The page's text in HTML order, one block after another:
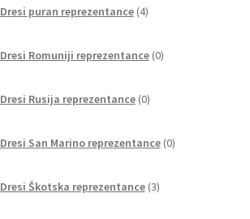
Dresi puran reprezentance 4izdelki
Dresi Romuniji reprezentance 0izdelkov
Dresi Rusija reprezentance 0izdelkov
Dresi San Marino reprezentance 0izdelkov
Dresi Škotska reprezentance 3izdelki